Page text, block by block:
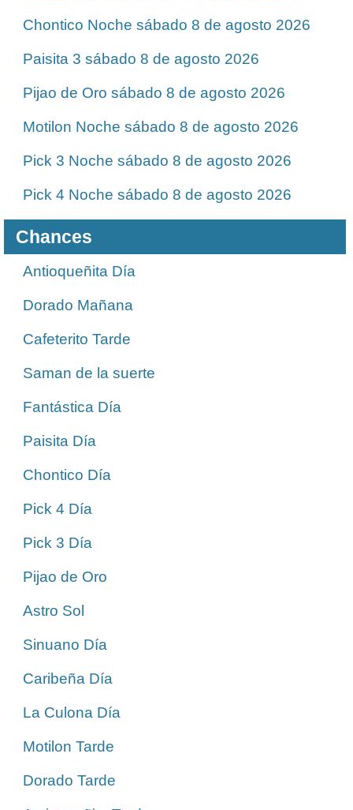
Chontico Noche sábado 8 de agosto 2026
Paisita 3 sábado 8 de agosto 2026
Pijao de Oro sábado 8 de agosto 2026
Motilon Noche sábado 8 de agosto 2026
Pick 3 Noche sábado 8 de agosto 2026
Pick 4 Noche sábado 8 de agosto 2026
Chances
Antioqueñita Día
Dorado Mañana
Cafeterito Tarde
Saman de la suerte
Fantástica Día
Paisita Día
Chontico Día
Pick 4 Día
Pick 3 Día
Pijao de Oro
Astro Sol
Sinuano Día
Caribeña Día
La Culona Día
Motilon Tarde
Dorado Tarde